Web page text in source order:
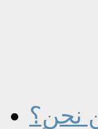
نحن؟